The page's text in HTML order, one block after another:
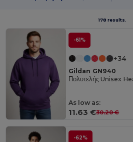
178 results.
-61%
+34
Gildan GN940
As low as:
11.63 €30.20 €
-62%